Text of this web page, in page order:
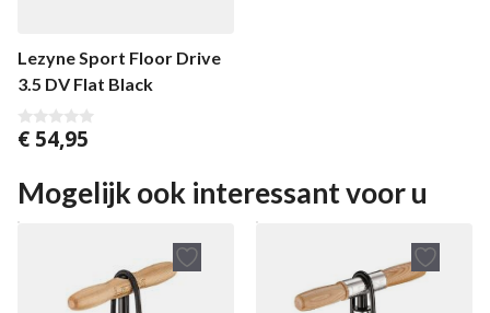
Lezyne Sport Floor Drive
3.5 DV Flat Black
0
n
5
€ 54,95
Mogelijk ook interessant voor u